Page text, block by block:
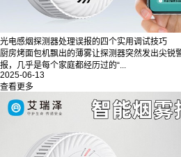
光电感烟探测器处理误报的四个实用调试技巧
厨房烤面包机飘出的薄雾让探测器突然发出尖
报，几乎是每个家庭都经历过的“...
2025-06-13
查看更多